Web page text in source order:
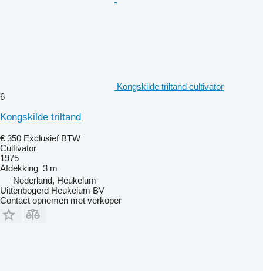
Kongskilde triltand cultivator
6
Kongskilde triltand
€ 350 Exclusief BTW
Cultivator
1975
Afdekking 3 m
Nederland, Heukelum
Uittenbogerd Heukelum BV
Contact opnemen met verkoper